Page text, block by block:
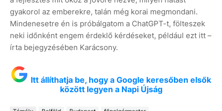
gyakorol az emberekre, talán még korai megmondani.
Mindenesetre én is próbálgatom a ChatGPT-t, fölteszek
neki időnként engem érdeklő kérdéseket, például ezt itt –
írta bejegyzésében Karácsony.
Itt állíthatja be, hogy a Google keresőben elsők
között legyen a Napi Újság